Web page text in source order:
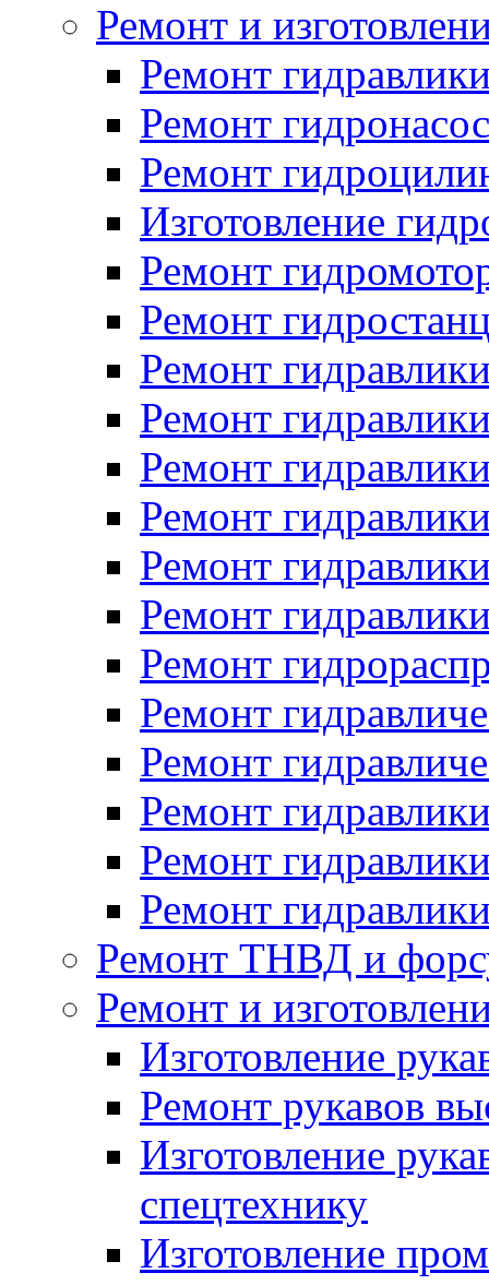
Ремонт и
Ремонт
Ремонт
Ремонт
Изготовление
Ремонт
Ремонт
Ремонт
Ремонт
Ремонт
Ремонт
Ремонт
Ремонт
Ремонт
Ремонт
Ремонт
Ремонт
Ремонт
Ремонт
Ремонт ТНВД и
Ремонт и
Изготовление
Ремонт рукавов
Изготовление
спецтехнику
Изготовление